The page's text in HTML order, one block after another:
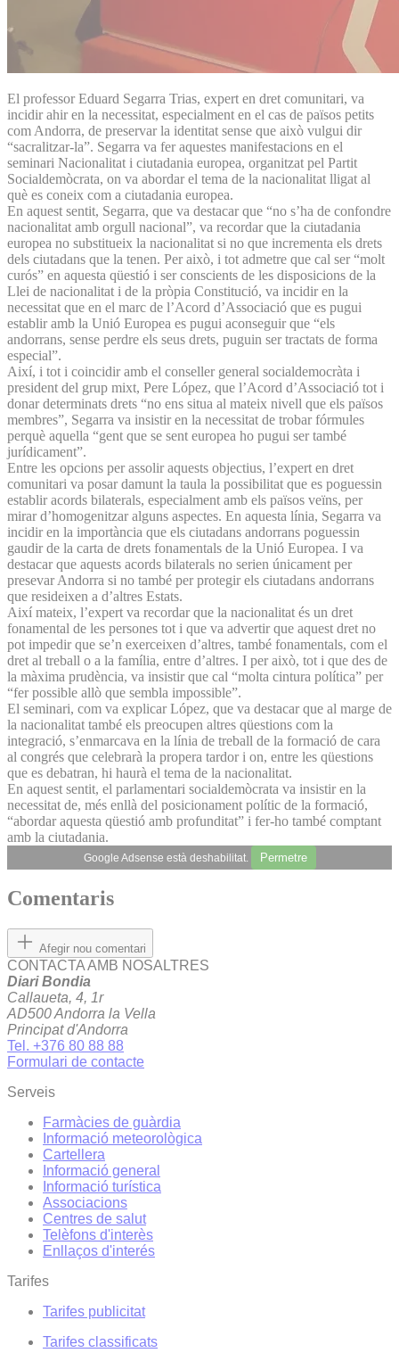
El professor Eduard Segarra Trias, expert en dret comunitari, va
incidir ahir en la necessitat, especialment en el cas de països petits
com Andorra, de preservar la identitat sense que això vulgui dir
“sacralitzar-la”. Segarra va fer aquestes manifestacions en el
seminari Nacionalitat i ciutadania europea, organitzat pel Partit
Socialdemòcrata, on va abordar el tema de la nacionalitat lligat al
què es coneix com a ciutadania europea.
En aquest sentit, Segarra, que va destacar que “no s’ha de confondre
nacionalitat amb orgull nacional”, va recordar que la ciutadania
europea no substitueix la nacionalitat si no que incrementa els drets
dels ciutadans que la tenen. Per això, i tot admetre que cal ser “molt
curós” en aquesta qüestió i ser conscients de les disposicions de la
Llei de nacionalitat i de la pròpia Constitució, va incidir en la
necessitat que en el marc de l’Acord d’Associació que es pugui
establir amb la Unió Europea es pugui aconseguir que “els
andorrans, sense perdre els seus drets, puguin ser tractats de forma
especial”.
Així, i tot i coincidir amb el conseller general socialdemocràta i
president del grup mixt, Pere López, que l’Acord d’Associació tot i
donar determinats drets “no ens situa al mateix nivell que els països
membres”, Segarra va insistir en la necessitat de trobar fórmules
perquè aquella “gent que se sent europea ho pugui ser també
jurídicament”.
Entre les opcions per assolir aquests objectius, l’expert en dret
comunitari va posar damunt la taula la possibilitat que es poguessin
establir acords bilaterals, especialment amb els països veïns, per
mirar d’homogenitzar alguns aspectes. En aquesta línia, Segarra va
incidir en la importància que els ciutadans andorrans poguessin
gaudir de la carta de drets fonamentals de la Unió Europea. I va
destacar que aquests acords bilaterals no serien únicament per
presevar Andorra si no també per protegir els ciutadans andorrans
que resideixen a d’altres Estats.
Així mateix, l’expert va recordar que la nacionalitat és un dret
fonamental de les persones tot i que va advertir que aquest dret no
pot impedir que se’n exerceixen d’altres, també fonamentals, com el
dret al treball o a la família, entre d’altres. I per això, tot i que des de
la màxima prudència, va insistir que cal “molta cintura política” per
“fer possible allò que sembla impossible”.
El seminari, com va explicar López, que va destacar que al marge de
la nacionalitat també els preocupen altres qüestions com la
integració, s’enmarcava en la línia de treball de la formació de cara
al congrés que celebrarà la propera tardor i on, entre les qüestions
que es debatran, hi haurà el tema de la nacionalitat.
En aquest sentit, el parlamentari socialdemòcrata va insistir en la
necessitat de, més enllà del posicionament polític de la formació,
“abordar aquesta qüestió amb profunditat” i fer-ho també comptant
amb la ciutadania.
Google Adsense està deshabilitat. Permetre
Comentaris
Afegir nou comentari
CONTACTA AMB NOSALTRES
Diari Bondia
Callaueta, 4, 1r
AD500 Andorra la Vella
Principat d'Andorra
Tel. +376 80 88 88
Formulari de contacte
Serveis
Farmàcies de guàrdia
Informació meteorològica
Cartellera
Informació general
Informació turística
Associacions
Centres de salut
Telèfons d'interès
Enllaços d'interés
Tarifes
Tarifes publicitat
Tarifes classificats